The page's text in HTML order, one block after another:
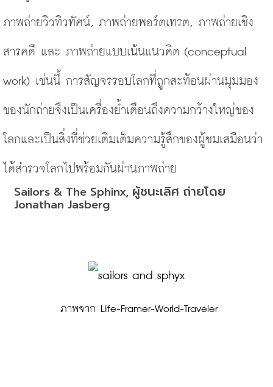
ภาพถ่ายวิวทิวทัศน์, ภาพถ่ายพอร์ตเทรต, ภาพถ่ายเชิง
สารคดี และ ภาพถ่ายแบบเน้นแนวคิด (conceptual
work) เช่นนี้ การสัญจรรอบโลกที่ถูกสะท้อนผ่านมุมมอง
ของนักถ่ายจึงเป็นเครื่องย้ำเตือนถึงความกว้างใหญ่ของ
โลกและเป็นสิ่งที่ช่วยเติมเต็มความรู้สึกของผู้ชมเสมือนว่า
ได้สำรวจโลกไปพร้อมกันผ่านภาพถ่าย
Sailors & The Sphinx, ผู้ชนะเลิศ ถ่ายโดย
Jonathan Jasberg
ภาพจาก Life-Framer-World-Traveler